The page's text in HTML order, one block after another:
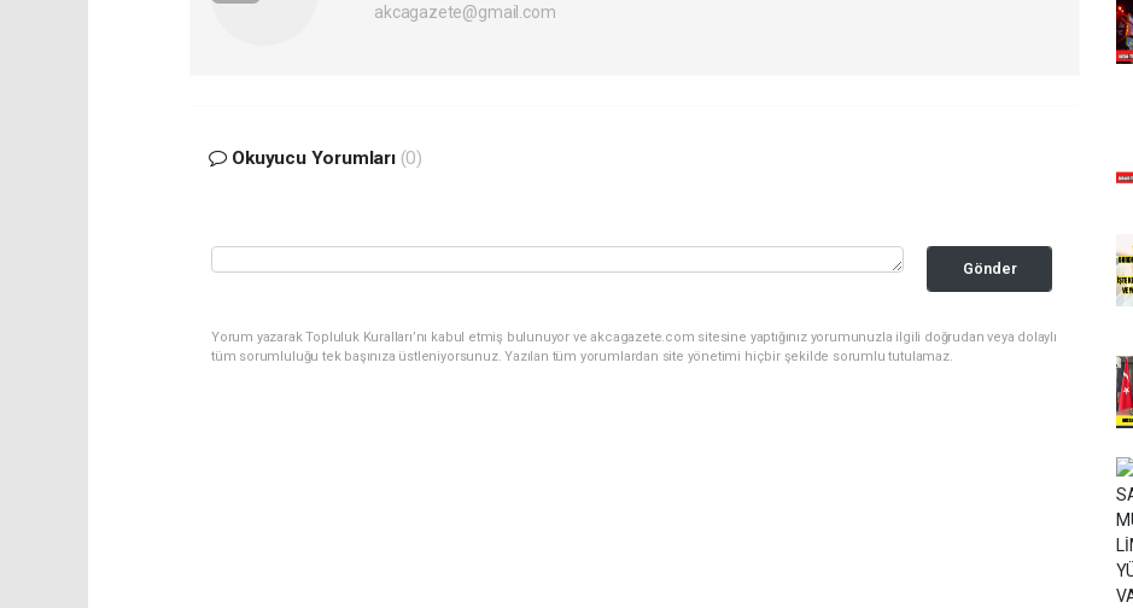
akcagazete@gmail.com
Okuyucu Yorumları (0)
Gönder
Yorum yazarak Topluluk Kuralları’nı kabul etmiş bulunuyor ve akcagazete.com sitesine yaptığınız yorumunuzla ilgili doğrudan veya dolaylı
tüm sorumluluğu tek başınıza üstleniyorsunuz. Yazılan tüm yorumlardan site yönetimi hiçbir şekilde sorumlu tutulamaz.